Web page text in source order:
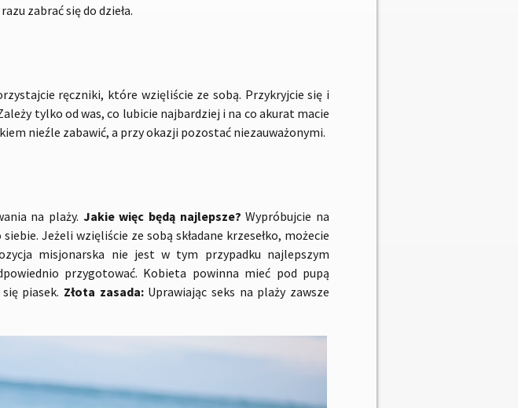
zabrać się do dzieła.
ręczniki, które wzięliście ze sobą. Przykryjcie się i
tylko od was, co lubicie najbardziej i na co akurat macie
nieźle zabawić, a przy okazji pozostać niezauważonymi.
na plaży. Jakie więc będą najlepsze?Wypróbujcie na
Jeżeli wzięliście ze sobą składane krzesełko, możecie
misjonarska nie jest w tym przypadku najlepszym
przygotować. Kobieta powinna mieć pod pupą
piasek. Złota zasada:Uprawiając seks na plaży zawsze